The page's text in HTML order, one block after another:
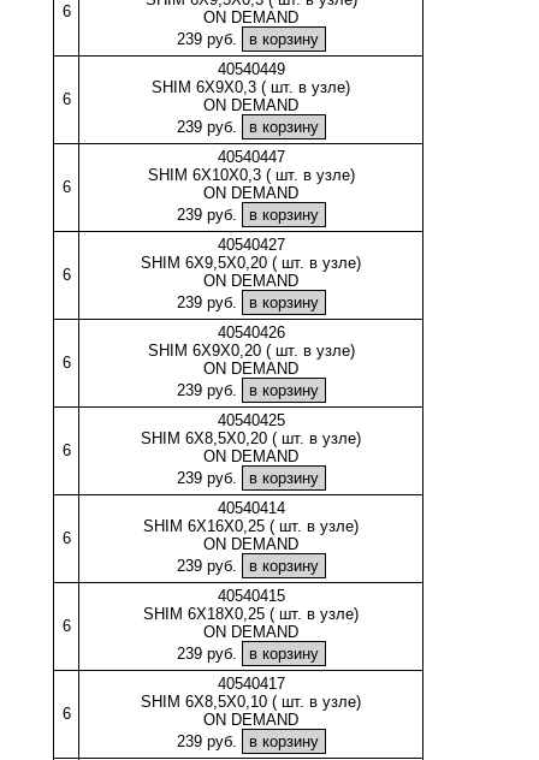
6
ON DEMAND
239 руб.
6
40540449
SHIM 6X9X0,3 ( шт. в узле)
ON DEMAND
239 руб.
6
40540447
SHIM 6X10X0,3 ( шт. в узле)
ON DEMAND
239 руб.
6
40540427
SHIM 6X9,5X0,20 ( шт. в узле)
ON DEMAND
239 руб.
6
40540426
SHIM 6X9X0,20 ( шт. в узле)
ON DEMAND
239 руб.
6
40540425
SHIM 6X8,5X0,20 ( шт. в узле)
ON DEMAND
239 руб.
6
40540414
SHIM 6X16X0,25 ( шт. в узле)
ON DEMAND
239 руб.
6
40540415
SHIM 6X18X0,25 ( шт. в узле)
ON DEMAND
239 руб.
6
40540417
SHIM 6X8,5X0,10 ( шт. в узле)
ON DEMAND
239 руб.